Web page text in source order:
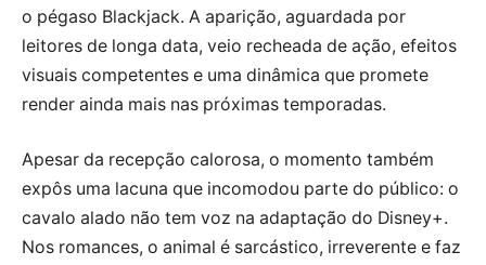
o pégaso Blackjack. A aparição, aguardada por
leitores de longa data, veio recheada de ação, efeitos
visuais competentes e uma dinâmica que promete
render ainda mais nas próximas temporadas.
Apesar da recepção calorosa, o momento também
expôs uma lacuna que incomodou parte do público: o
cavalo alado não tem voz na adaptação do Disney+.
Nos romances, o animal é sarcástico, irreverente e faz